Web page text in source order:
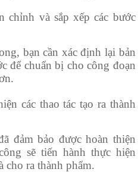
chỉnh và sắp xếp các bước
bạn cần xác định lại bản
để chuẩn bị cho công đoạn
các thao tác tạo ra thành
đảm bảo được hoàn thiện
sẽ tiến hành thực hiện
ra thành phẩm.